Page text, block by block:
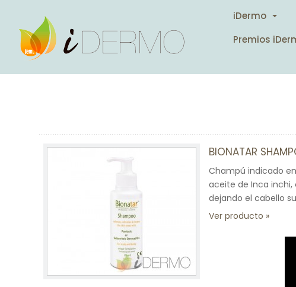
iDermo
Premios
BIONATAR
Champú indicado
aceite de Inca inchi,
dejando el cabello
Ver producto